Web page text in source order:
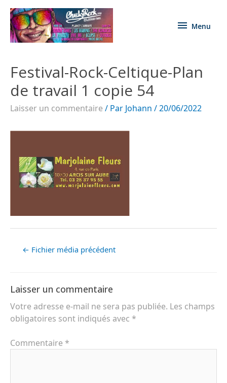
Menu
Festival-Rock-Celtique-Plan
de travail 1 copie 54
Laisser un commentaire / Par Johann /20/06/2022
← Fichier média précédent
Laisser un commentaire
Votre adresse e-mail ne sera pas publiée. Les champs
obligatoires sont indiqués avec *
Commentaire *